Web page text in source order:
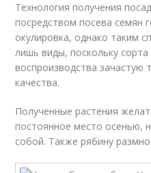
Технология получения
посредством посева семян
окулировка, однако таким
лишь виды, поскольку
воспроизводства зачастую
качества.
Полученные растения
постоянное место осенью,
собой. Также рябину